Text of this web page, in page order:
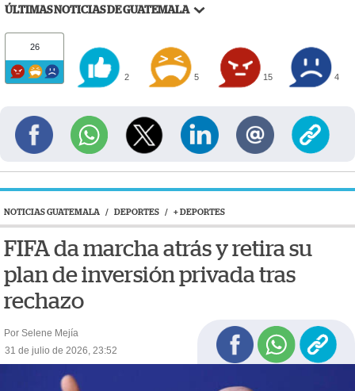
ÚLTIMAS NOTICIAS DE GUATEMALA
26
2 5 15 4
NOTICIAS GUATEMALA / DEPORTES / + DEPORTES
FIFA da marcha atrás y retira su
plan de inversión privada tras
rechazo
Por Selene Mejía
31 de julio de 2026, 23:52